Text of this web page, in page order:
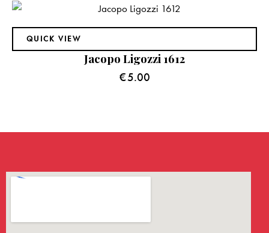
Jacopo Ligozzi 1612
€5.00
QUICK VIEW